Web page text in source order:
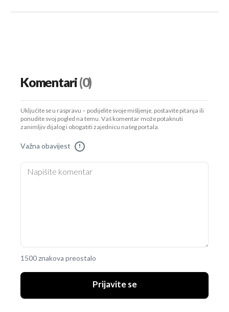
Komentari(0)
Uključite se u raspravu – podijelite svoje mišljenje, postavite pitanja ili
ponudite svoj pogled na temu. Vaš komentar može potaknuti
zanimljiv dijalog i obogatiti zajednicu našeg portala.
Važna obavijest !
1500 znakova preostalo
Prijavite se